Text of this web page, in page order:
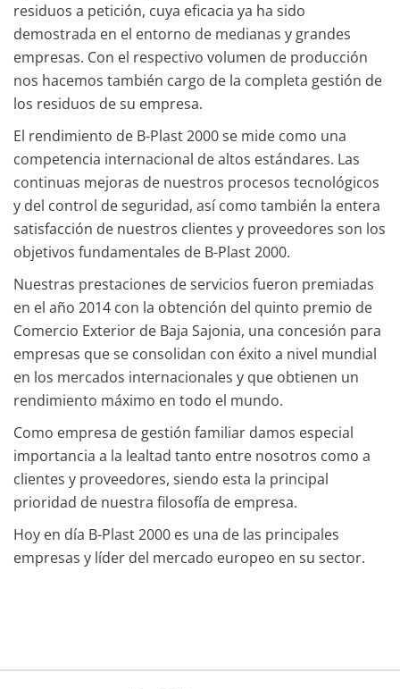
residuos a petición, cuya eficacia ya ha sido
demostrada en el entorno de medianas y grandes
empresas. Con el respectivo volumen de producción
nos hacemos también cargo de la completa gestión de
los residuos de su empresa.
El rendimiento de B-Plast 2000 se mide como una
competencia internacional de altos estándares. Las
continuas mejoras de nuestros procesos tecnológicos
y del control de seguridad, así como también la entera
satisfacción de nuestros clientes y proveedores son los
objetivos fundamentales de B-Plast 2000.
Nuestras prestaciones de servicios fueron premiadas
en el año 2014 con la obtención del quinto premio de
Comercio Exterior de Baja Sajonia, una concesión para
empresas que se consolidan con éxito a nivel mundial
en los mercados internacionales y que obtienen un
rendimiento máximo en todo el mundo.
Como empresa de gestión familiar damos especial
importancia a la lealtad tanto entre nosotros como a
clientes y proveedores, siendo esta la principal
prioridad de nuestra filosofía de empresa.
Hoy en día B-Plast 2000 es una de las principales
empresas y líder del mercado europeo en su sector.